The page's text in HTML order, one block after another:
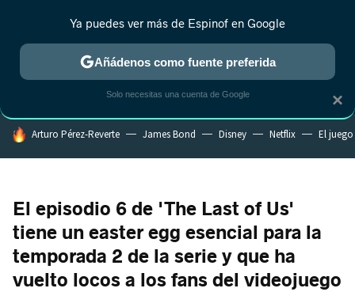
ESTRENOS REALITY ANIME RANKINGS CINE
HOY SE HABLA DE
Arturo Pérez-Reverte James Bond Disney Netflix El
El episodio 6 de 'The Last of Us'
tiene un easter egg esencial para la
temporada 2 de la serie y que ha
vuelto locos a los fans del videojuego
×
Ya puedes ver más de Espinof en Google
Añádenos como fuente preferida
Solo necesitas una cuenta de Google